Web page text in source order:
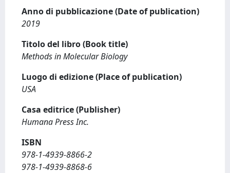
Anno di pubblicazione (Date of publication)
2019
Titolo del libro (Book title)
Methods in Molecular Biology
Luogo di edizione (Place of publication)
USA
Casa editrice (Publisher)
Humana Press Inc.
ISBN
978-1-4939-8866-2
978-1-4939-8868-6